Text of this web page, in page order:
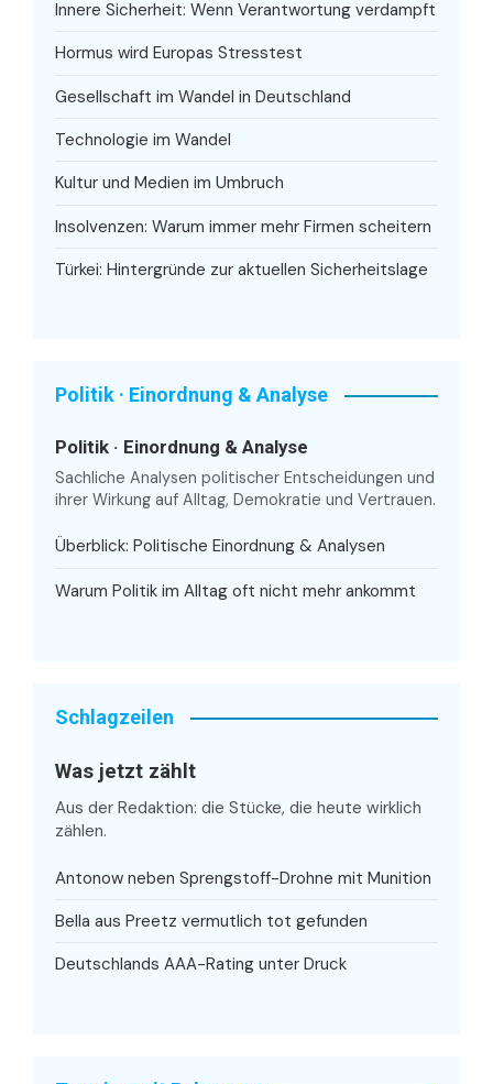
Innere Sicherheit: Wenn Verantwortung verdampft
Hormus wird Europas Stresstest
Gesellschaft im Wandel in Deutschland
Technologie im Wandel
Kultur und Medien im Umbruch
Insolvenzen: Warum immer mehr Firmen scheitern
Türkei: Hintergründe zur aktuellen Sicherheitslage
Politik · Einordnung & Analyse
Politik · Einordnung & Analyse
Sachliche Analysen politischer Entscheidungen und
ihrer Wirkung auf Alltag, Demokratie und Vertrauen.
Überblick: Politische Einordnung & Analysen
Warum Politik im Alltag oft nicht mehr ankommt
Schlagzeilen
Was jetzt zählt
Aus der Redaktion: die Stücke, die heute wirklich
zählen.
Antonow neben Sprengstoff-Drohne mit Munition
Bella aus Preetz vermutlich tot gefunden
Deutschlands AAA-Rating unter Druck